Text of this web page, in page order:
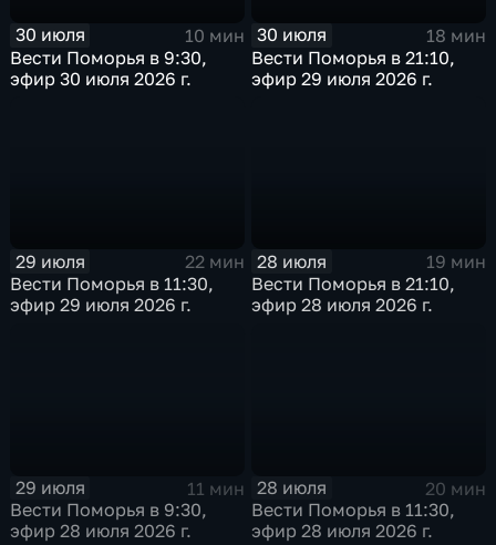
30 июля
10 мин
Вести Поморья в 9:30,
эфир 30 июля 2026 г.
30 июля
18 мин
Вести Поморья в 21:10,
эфир 29 июля 2026 г.
29 июля
22 мин
Вести Поморья в 11:30,
эфир 29 июля 2026 г.
28 июля
19 мин
Вести Поморья в 21:10,
эфир 28 июля 2026 г.
29 июля
11 мин
Вести Поморья в 9:30,
эфир 28 июля 2026 г.
28 июля
20 мин
Вести Поморья в 11:30,
эфир 28 июля 2026 г.